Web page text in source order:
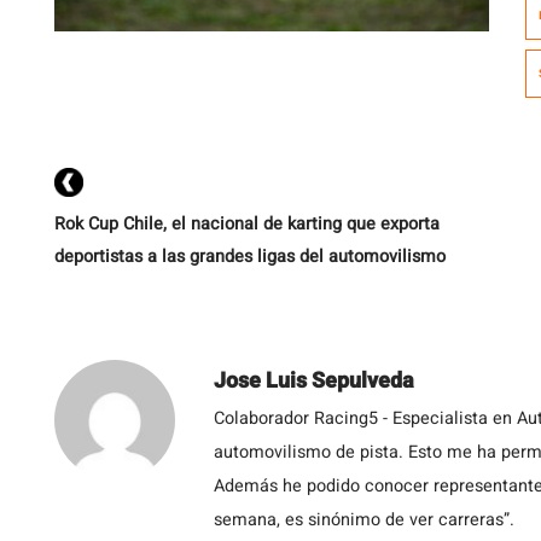
Rok Cup Chile, el nacional de karting que exporta
deportistas a las grandes ligas del automovilismo
Jose Luis Sepulveda
Colaborador Racing5 - Especialista en
automovilismo de pista. Esto me ha
Además he podido conocer
semana, es sinónimo de ver carreras”.